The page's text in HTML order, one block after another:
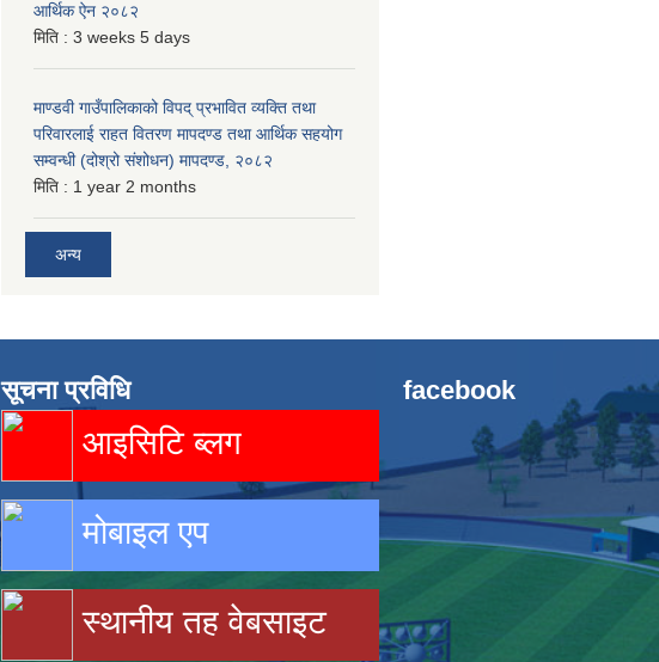
आर्थिक ऐन २०८२
मिति : 3 weeks 5 days
माण्डवी गाउँपालिकाको विपद् प्रभावित व्यक्ति तथा
परिवारलाई राहत वितरण मापदण्ड तथा आर्थिक सहयोग
सम्वन्धी (दोश्रो संशोधन) मापदण्ड, २०८२
मिति : 1 year 2 months
अन्य
सूचना प्रविधि
आइसिटि ब्लग
मोबाइल एप
स्थानीय तह वेबसाइट
facebook